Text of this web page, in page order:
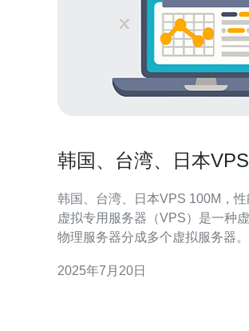
韩国、台湾、日本
韩国、台湾、日本VPS 100M，
虚拟专用服务器（VPS）是一种
物理服务器分成多个虚拟服务器
强劲，价格实惠。 韩国VPS提供100M带宽，性能稳
2025年7月20日